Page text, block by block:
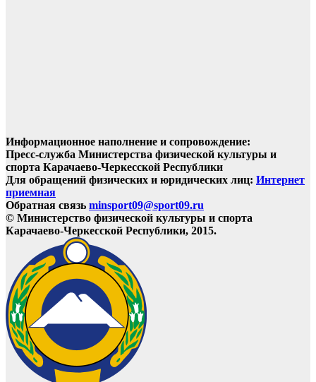
Информационное наполнение и сопровождение:
Пресс-служба Министерства физической культуры и
спорта Карачаево-Черкесской Республики
Для обращений физических и юридических лиц: Интернет
приемная
Обратная связь minsport09@sport09.ru
© Министерство физической культуры и спорта
Карачаево-Черкесской Республики, 2015.